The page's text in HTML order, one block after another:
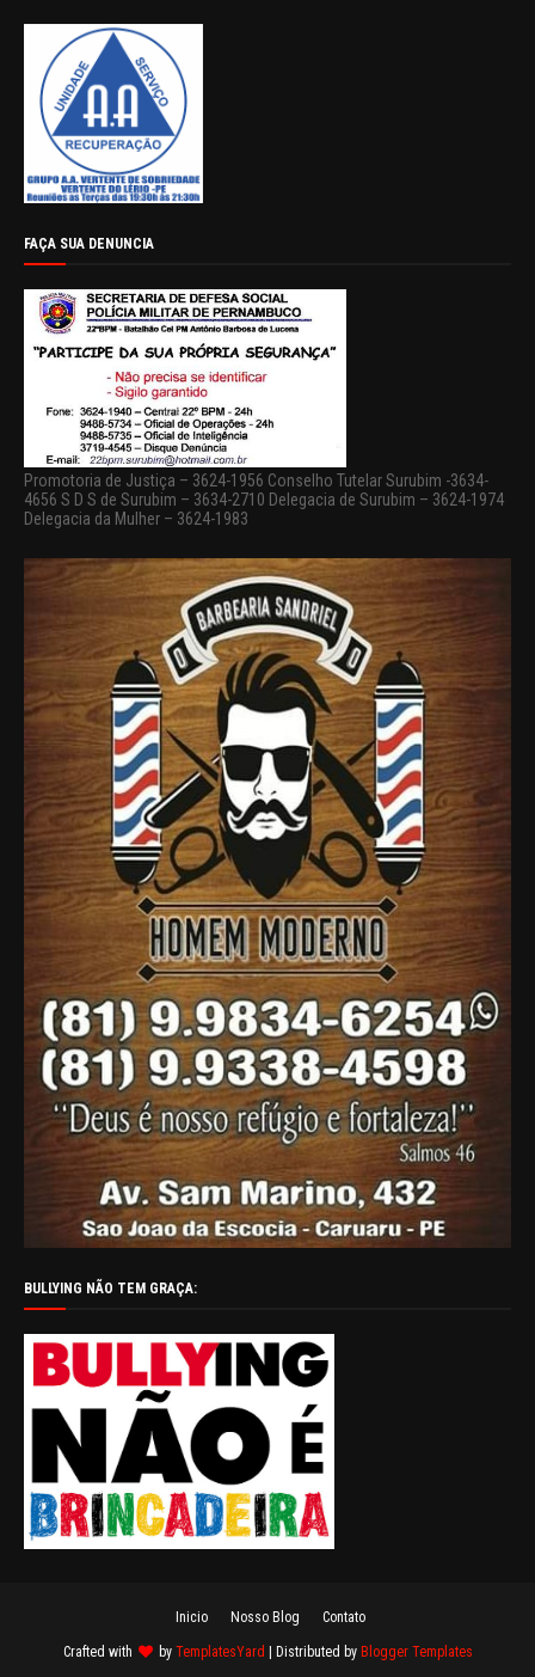
FAÇA SUA DENUNCIA
Promotoria de Justiça – 3624-1956 Conselho Tutelar Surubim -3634-
4656 S D S de Surubim – 3634-2710 Delegacia de Surubim – 3624-1974
Delegacia da Mulher – 3624-1983
BULLYING NÃO TEM GRAÇA:
Inicio Nosso Blog Contato
Crafted with by TemplatesYard | Distributed by Blogger Templates